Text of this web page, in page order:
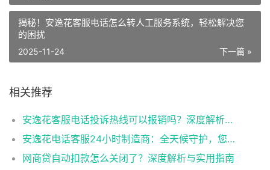
揭秘！安逸花客服电话怎么转人工服务系统，轻松解决您
的困扰
下一篇 »
2025-11-24
相关推荐
安逸花客服电话投诉热线可以报销吗？深度解析用户维权与费用问题 - 副本
安逸花电话客服24小时制造商：全天候守护，您最可靠的服务伙伴！ - 副本
网商贷自动扣款怎么关闭了？深度解析与实用指南